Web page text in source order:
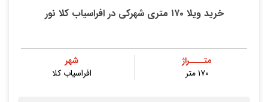
خرید ویلا ۱۷۰ متری شهرکی در افراسیاب کلا نور
متــــراژ
۱۷۰ متر
شهر
افراسیاب کلا